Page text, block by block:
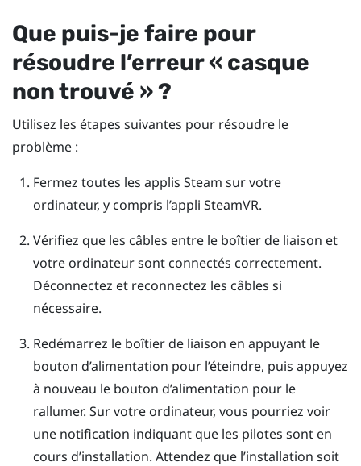
Que puis-je faire pour
résoudre l’erreur « casque
non trouvé » ?
Utilisez les étapes suivantes pour résoudre le
problème :
Fermez toutes les applis Steam sur votre
ordinateur, y compris l’appli SteamVR.
Vérifiez que les câbles entre le boîtier de liaison et
votre ordinateur sont connectés correctement.
Déconnectez et reconnectez les câbles si
nécessaire.
Redémarrez le boîtier de liaison en appuyant le
bouton d’alimentation pour l’éteindre, puis appuyez
à nouveau le bouton d’alimentation pour le
rallumer. Sur votre ordinateur, vous pourriez voir
une notification indiquant que les pilotes sont en
cours d’installation. Attendez que l’installation soit